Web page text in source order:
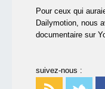
Pour ceux qui
Dailymotion, nous
documentaire sur
suivez-nous :